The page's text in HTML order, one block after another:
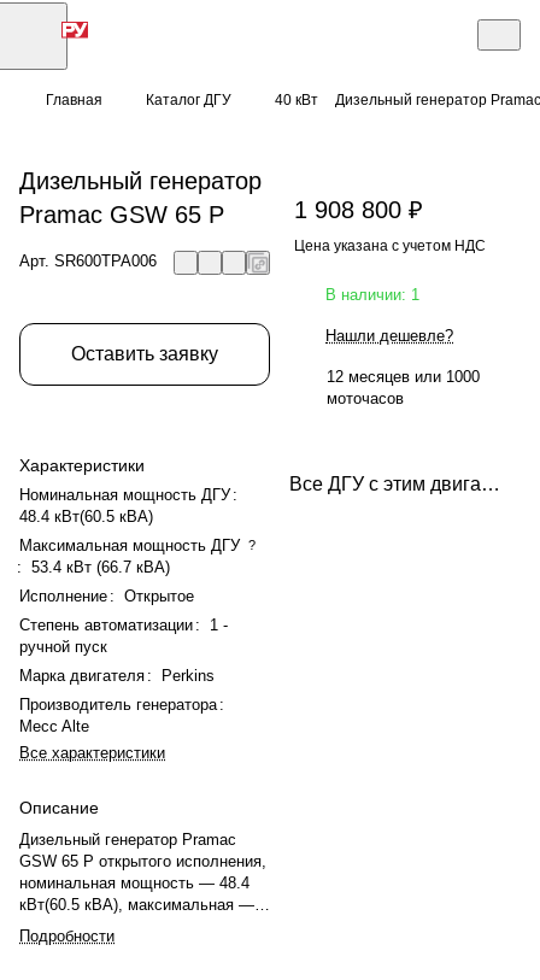
Главная Каталог ДГУ 40 кВт Дизельный генератор
Дизельный генератор
Pramac GSW 65 P
Арт. SR600TPA006
Оставить заявку
Характеристики
Номинальная мощность ДГУ :
48.4 кВт(60.5 кВА)
Максимальная мощность ДГУ ?
: 53.4 кВт (66.7 кВА)
Исполнение : Открытое
Степень автоматизации :
1 -
ручной пуск
Марка двигателя :
Perkins
Производитель генератора :
Mecc Alte
Все характеристики
Описание
Дизельный генератор Pramac
GSW 65 P открытого исполнения,
номинальная мощность — 48.4
кВт(60.5 кВА), максимальная —
53.4 кВт (66.7 кВА). Двигатель
Perkins 1103A-33TG2, рядное, 3.0-
Подробности
1 908 800 ₽
Цена указана с учетом НДС
В наличии: 1
Нашли дешевле?
12 месяцев или 1000
моточасов
Все ДГУ с этим двигателем